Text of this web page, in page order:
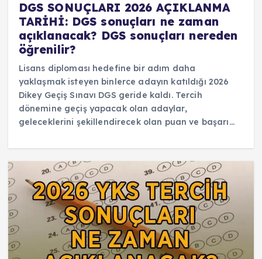
DGS SONUÇLARI 2026 AÇIKLANMA
TARİHİ: DGS sonuçları ne zaman
açıklanacak? DGS sonuçları nereden
öğrenilir?
Lisans diploması hedefine bir adım daha
yaklaşmak isteyen binlerce adayın katıldığı 2026
Dikey Geçiş Sınavı DGS geride kaldı. Tercih
dönemine geçiş yapacak olan adaylar,
geleceklerini şekillendirecek olan puan ve başarı…